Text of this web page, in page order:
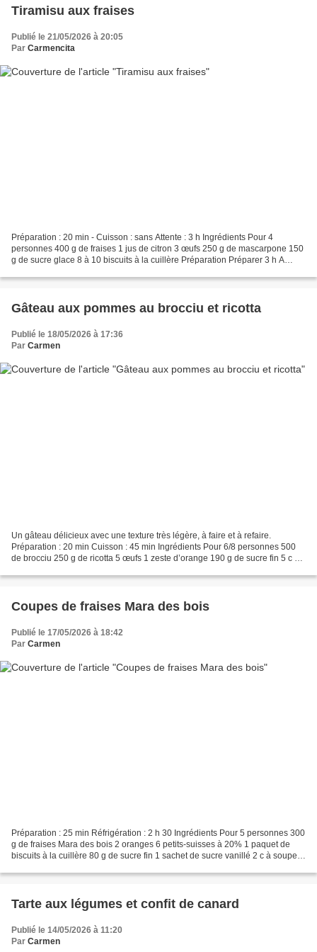
Tiramisu aux fraises
Publié le 21/05/2026 à 20:05
Par Carmencita
Préparation : 20 min - Cuisson : sans Attente : 3 h Ingrédients Pour 4
personnes 400 g de fraises 1 jus de citron 3 œufs 250 g de mascarpone 150
g de sucre glace 8 à 10 biscuits à la cuillère Préparation Préparer 3 h A
Gâteau aux pommes au brocciu et ricotta
Publié le 18/05/2026 à 17:36
Par Carmen
Un gâteau délicieux avec une texture très légère, à faire et à refaire.
Préparation : 20 min Cuisson : 45 min Ingrédients Pour 6/8 personnes 500
de brocciu 250 g de ricotta 5 œufs 1 zeste d’orange 190 g de sucre fin 5 c à
Coupes de fraises Mara des bois
Publié le 17/05/2026 à 18:42
Par Carmen
Préparation : 25 min Réfrigération : 2 h 30 Ingrédients Pour 5 personnes 300
g de fraises Mara des bois 2 oranges 6 petits-suisses à 20% 1 paquet de
biscuits à la cuillère 80 g de sucre fin 1 sachet de sucre vanillé 2 c à soupe
Tarte aux légumes et confit de canard
Publié le 14/05/2026 à 11:20
Par Carmen